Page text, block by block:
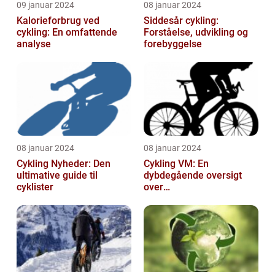
09 januar 2024
Kalorieforbrug ved
cykling: En omfattende
analyse
08 januar 2024
Siddesår cykling:
Forståelse, udvikling og
forebyggelse
08 januar 2024
Cykling Nyheder: Den
ultimative guide til
cyklister
08 januar 2024
Cykling VM: En
dybdegående oversigt
over
cykling